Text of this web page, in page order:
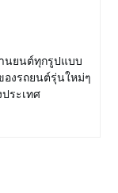
นยนต์ทุกรูปแบบ
งรถยนต์รุ่นใหม่ๆ
ระเทศ